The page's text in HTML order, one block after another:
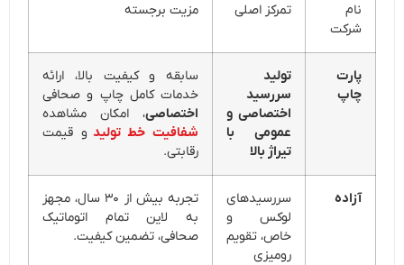
نام
شرکت
تمرکز اصلی مزیت برجسته
پارت
چاپ
تولید
سررسید
اختصاصی و
عمومی با
تیراژ بالا
سابقه و کیفیت بالا، ارائه
خدمات کامل چاپ و صحافی
اختصاصی، امکان مشاهده
شفافیت خط تولید و قیمت
رقابتی.
آزاده
سررسیدهای
لوکس و
خاص، تقویم
رومیزی
تجربه بیش از ۳۰ سال، مجهز
به لاین تمام اتوماتیک
صحافی، تضمین کیفیت.